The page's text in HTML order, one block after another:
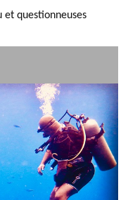
et questionneuses